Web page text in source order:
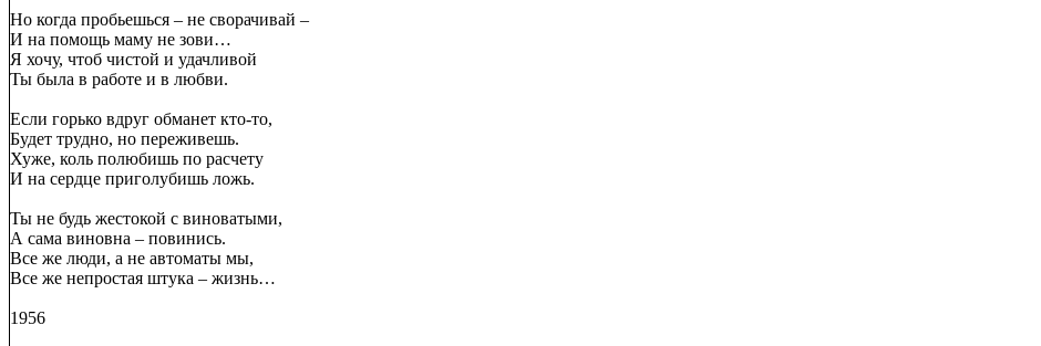
Но когда пробьешься – не сворачивай –
И на помощь маму не зови…
Я хочу, чтоб чистой и удачливой
Ты была в работе и в любви.
Если горько вдруг обманет кто-то,
Будет трудно, но переживешь.
Хуже, коль полюбишь по расчету
И на сердце приголубишь ложь.
Ты не будь жестокой с виноватыми,
А сама виновна – повинись.
Все же люди, а не автоматы мы,
Все же непростая штука – жизнь…
1956